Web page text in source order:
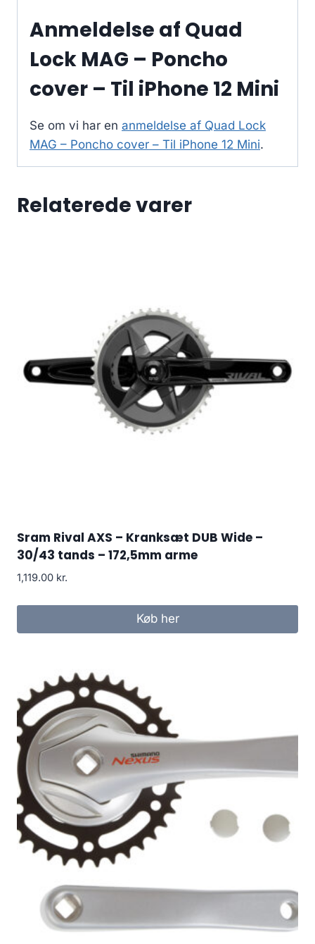
Anmeldelse af Quad
Lock MAG – Poncho
cover – Til iPhone 12 Mini
Se om vi har en anmeldelse af Quad Lock
MAG – Poncho cover – Til iPhone 12 Mini.
Relaterede varer
Sram Rival AXS – Kranksæt DUB Wide –
30/43 tands – 172,5mm arme
1,119.00 kr.
Køb her